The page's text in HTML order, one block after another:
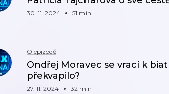
30. 11. 2024 51 min
O epizodě
Ondřej Moravec se vrací k
překvapilo?
27. 11. 2024 32 min